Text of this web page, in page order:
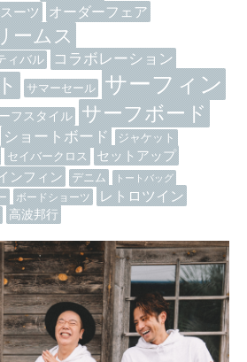
ーツ オーダーフェア
ームス
ィバル コラボレーション
サマーセール サーフィン
フスタイル サーフボード
ショートボード ジャケット
セイバークロス セットアップ
ンフィン デニム トートバッグ
ボードショーツ レトロツイン
高波邦行